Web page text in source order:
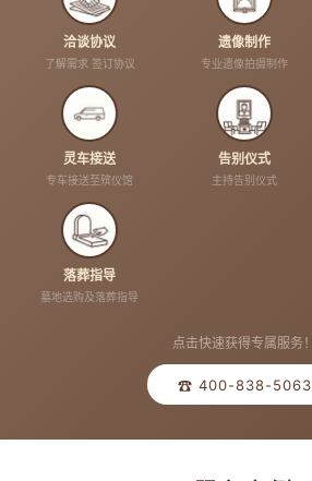
洽谈协议
了解需求 签订协议
遗像制作
专业遗像拍摄制作
灵车接送
专车接送至殡仪馆
告别仪式
主持告别仪式
落葬指导
墓地选购及落葬指导
点击快速获得专属服务！
☎ 400-838-5063